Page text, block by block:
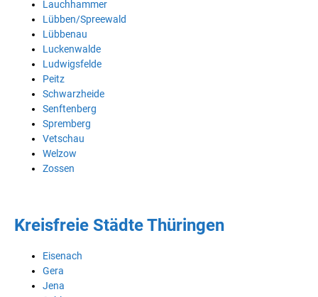
Lauchhammer
Lübben/Spreewald
Lübbenau
Luckenwalde
Ludwigsfelde
Peitz
Schwarzheide
Senftenberg
Spremberg
Vetschau
Welzow
Zossen
Kreisfreie Städte Thüringen
Eisenach
Gera
Jena